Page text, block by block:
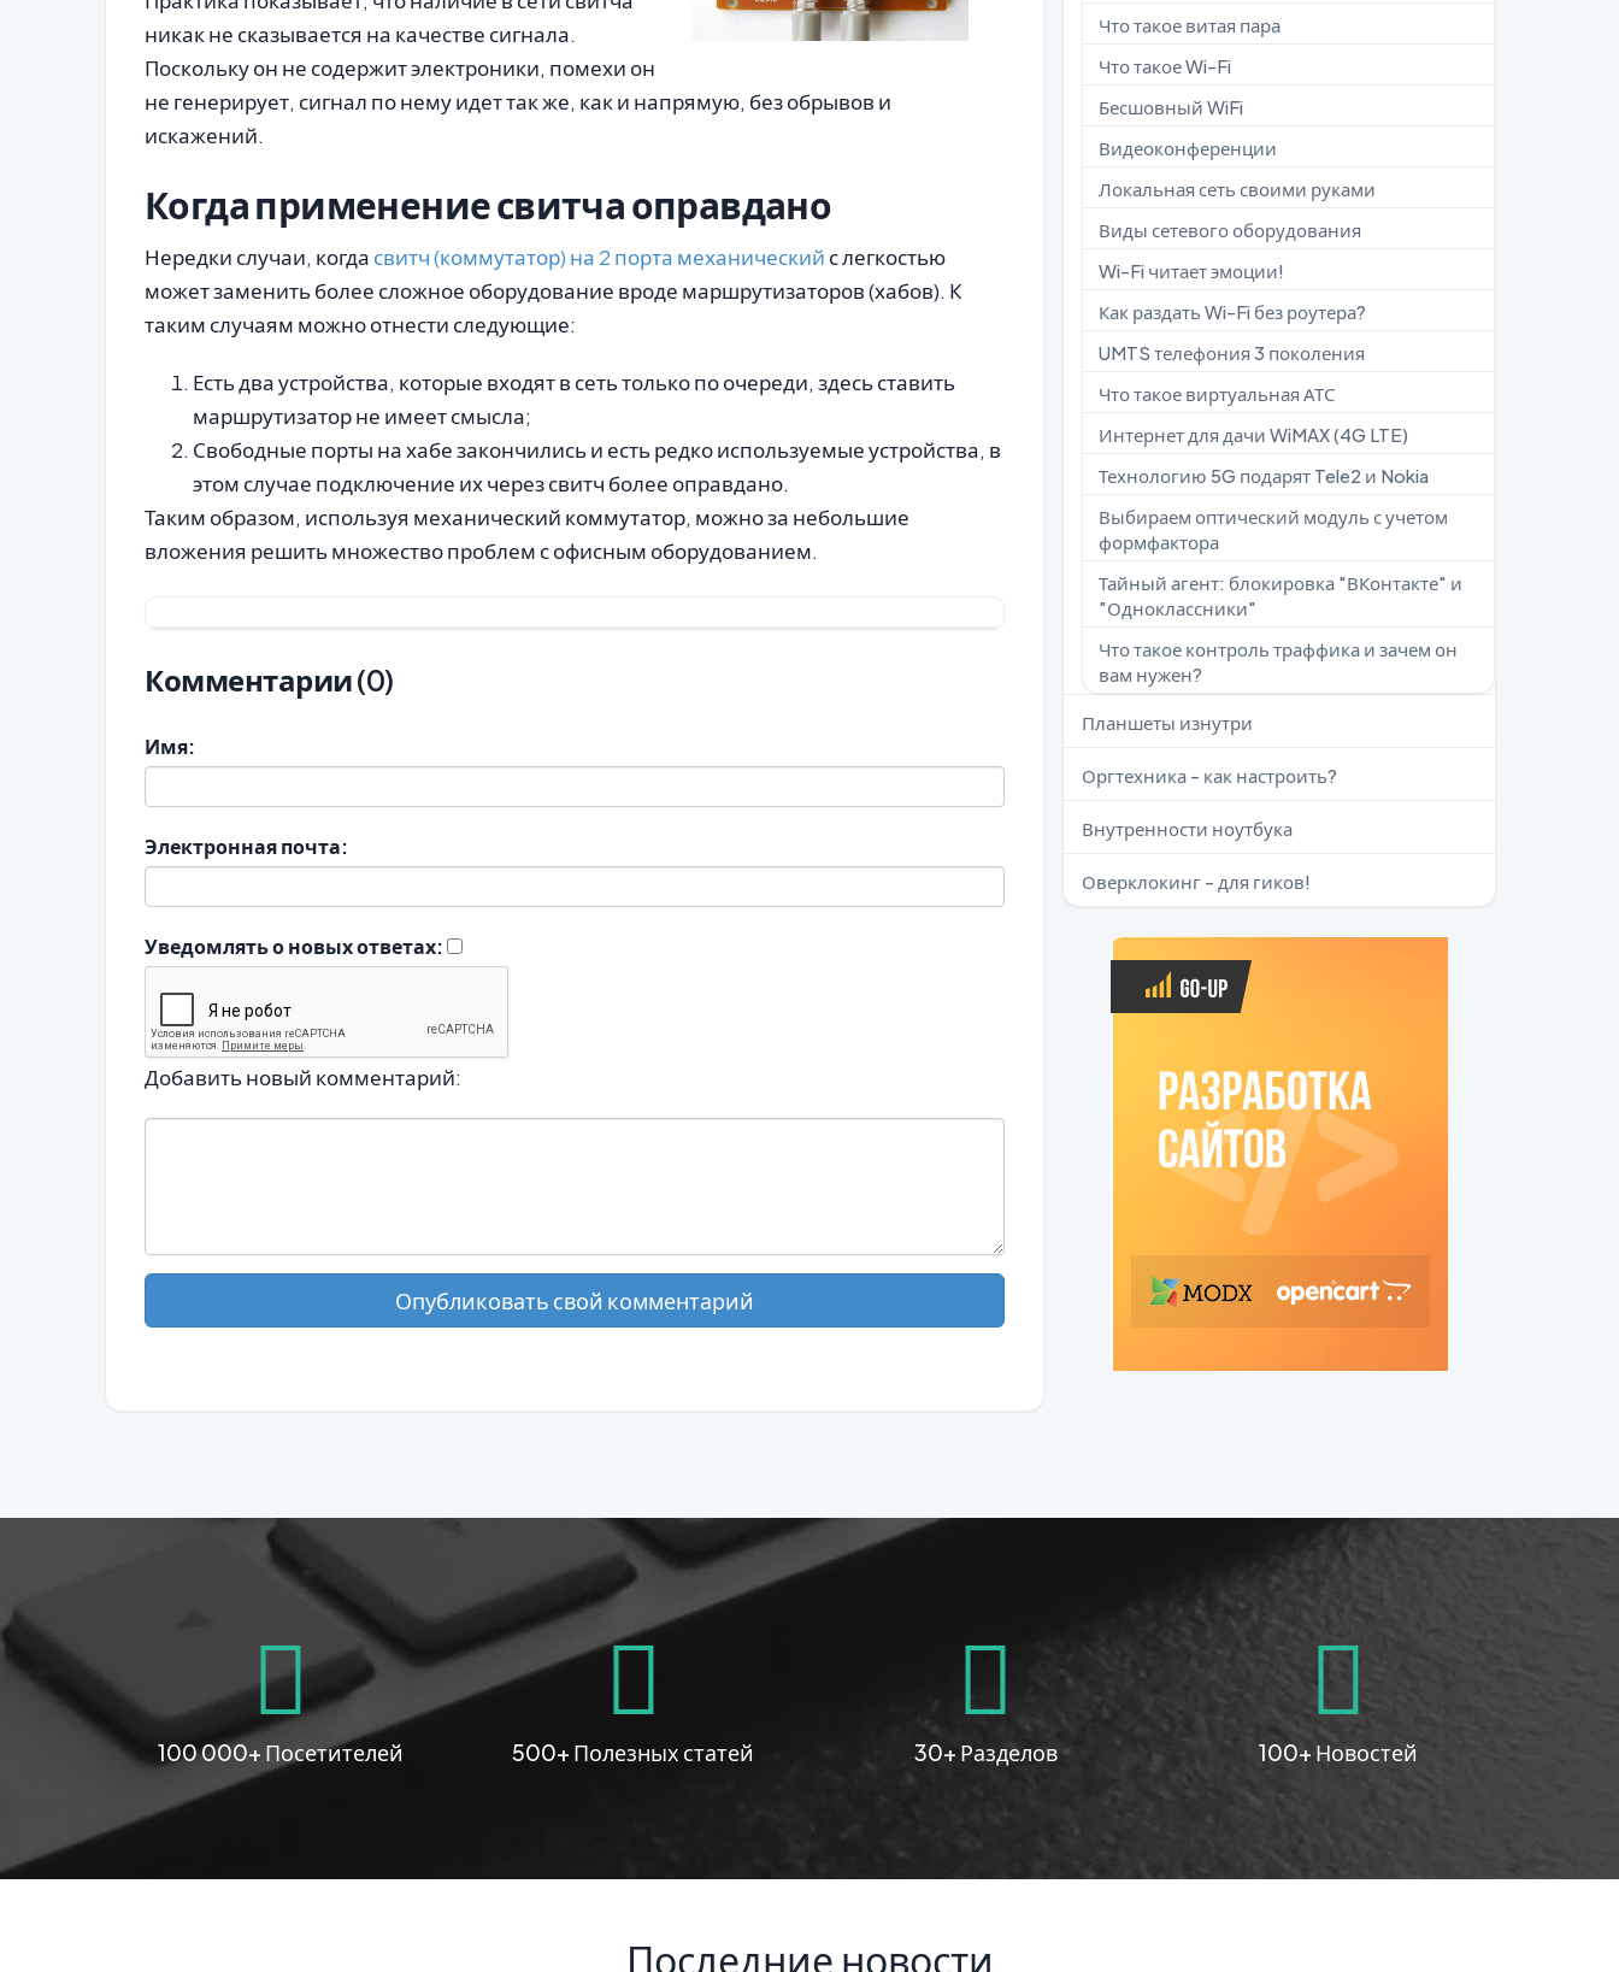
никак не сказывается на качестве сигнала.
Поскольку он не содержит электроники, помехи он
не генерирует, сигнал по нему идет так же, как и напрямую, без обрывов и
искажений.
Когда применение свитча оправдано
Нередки случаи, когда свитч (коммутатор) на 2 порта механический с легкостью
может заменить более сложное оборудование вроде маршрутизаторов (хабов). К
таким случаям можно отнести следующие:
Есть два устройства, которые входят в сеть только по очереди, здесь ставить
маршрутизатор не имеет смысла;
Свободные порты на хабе закончились и есть редко используемые устройства, в
этом случае подключение их через свитч более оправдано.
Таким образом, используя механический коммутатор, можно за небольшие
вложения решить множество проблем с офисным оборудованием.
Комментарии (0)
Имя:
Электронная почта:
Уведомлять о новых ответах:
Добавить новый комментарий:
Опубликовать свой комментарий
Что такое витая пара
Что такое Wi-Fi
Бесшовный WiFi
Видеоконференции
Локальная сеть своими руками
Виды сетевого оборудования
Wi-Fi читает эмоции!
Как раздать Wi-Fi без роутера?
UMTS телефония 3 поколения
Что такое виртуальная АТС
Интернет для дачи WiMAX (4G LTE)
Технологию 5G подарят Tele2 и Nokia
Выбираем оптический модуль с учетом
формфактора
Тайный агент: блокировка "ВКонтакте" и
"Одноклассники"
Что такое контроль траффика и зачем он
вам нужен?
Планшеты изнутри
Оргтехника - как настроить?
Внутренности ноутбука
Оверклокинг - для гиков!
100 000+ Посетителей 500+ Полезных статей 30+ Разделов 100+ Новостей
Последние новости